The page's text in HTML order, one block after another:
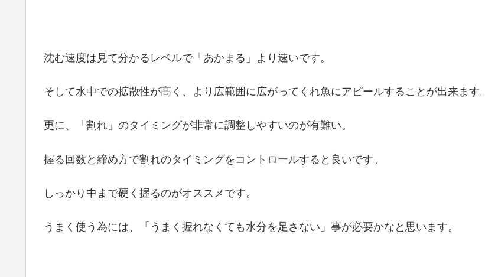
沈む速度は見て分かるレベルで「あかまる」より速いです。
そして水中での拡散性が高く、より広範囲に広がってくれ魚にアピールすることが出来ます。
更に、「割れ」のタイミングが非常に調整しやすいのが有難い。
握る回数と締め方で割れのタイミングをコントロールすると良いです。
しっかり中まで硬く握るのがオススメです。
うまく使う為には、「うまく握れなくても水分を足さない」事が必要かなと思います。